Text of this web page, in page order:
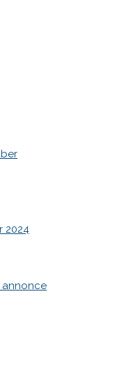
2024
annonce